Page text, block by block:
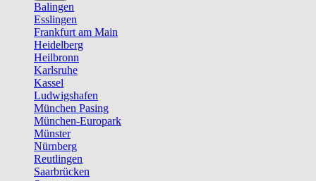
Balingen
Esslingen
Frankfurt am Main
Heidelberg
Heilbronn
Karlsruhe
Kassel
Ludwigshafen
München Pasing
München-Europark
Münster
Nürnberg
Reutlingen
Saarbrücken